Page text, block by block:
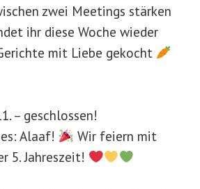
zwei Meetings stärken
ihr diese Woche wieder
mit Liebe gekocht
– geschlossen!
Alaaf!
Wir feiern mit
5. Jahreszeit!